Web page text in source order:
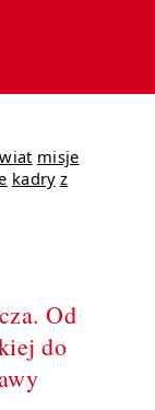
misje
kadry z
Od
do